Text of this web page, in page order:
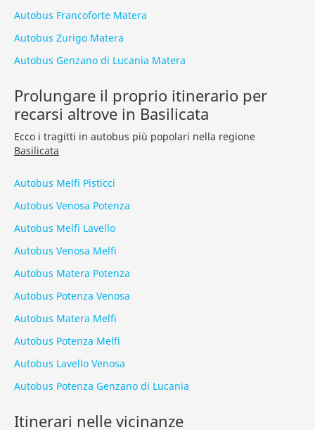
Autobus Francoforte Matera
Autobus Zurigo Matera
Autobus Genzano di Lucania Matera
Prolungare il proprio itinerario per
recarsi altrove in Basilicata
Ecco i tragitti in autobus più popolari nella regione
Basilicata
Autobus Melfi Pisticci
Autobus Venosa Potenza
Autobus Melfi Lavello
Autobus Venosa Melfi
Autobus Matera Potenza
Autobus Potenza Venosa
Autobus Matera Melfi
Autobus Potenza Melfi
Autobus Lavello Venosa
Autobus Potenza Genzano di Lucania
Itinerari nelle vicinanze